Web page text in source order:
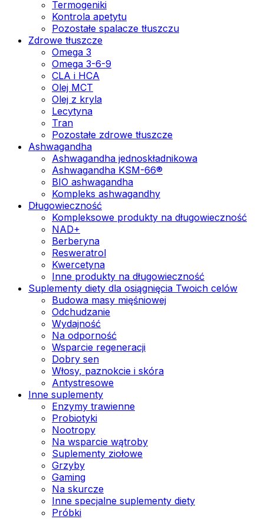
Termogeniki
Kontrola apetytu
Pozostałe spalacze tłuszczu
Zdrowe tłuszcze
Omega 3
Omega 3-6-9
CLA i HCA
Olej MCT
Olej z kryla
Lecytyna
Tran
Pozostałe zdrowe tłuszcze
Ashwagandha
Ashwagandha jednoskładnikowa
Ashwagandha KSM-66®
BIO ashwagandha
Kompleks ashwagandhy
Długowieczność
Kompleksowe produkty na długowieczność
NAD+
Berberyna
Resweratrol
Kwercetyna
Inne produkty na długowieczność
Suplementy diety dla osiągnięcia Twoich celów
Budowa masy mięśniowej
Odchudzanie
Wydajność
Na odporność
Wsparcie regeneracji
Dobry sen
Włosy, paznokcie i skóra
Antystresowe
Inne suplementy
Enzymy trawienne
Probiotyki
Nootropy
Na wsparcie wątroby
Suplementy ziołowe
Grzyby
Gaming
Na skurcze
Inne specjalne suplementy diety
Próbki